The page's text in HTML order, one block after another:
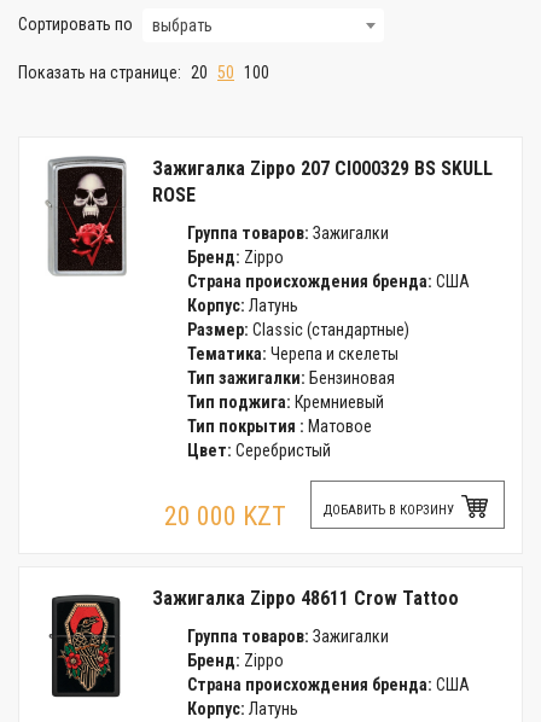
Сортировать по выбрать
Показать на странице: 20 50 100
Зажигалка Zippo 207 CI000329 BS SKULL
ROSE
Группа товаров: Зажигалки
Бренд: Zippo
Страна происхождения бренда: США
Корпус: Латунь
Размер: Classic (стандартные)
Тематика: Черепа и скелеты
Тип зажигалки: Бензиновая
Тип поджига: Кремниевый
Тип покрытия : Матовое
Цвет: Серебристый
20 000 KZT ДОБАВИТЬ В КОРЗИНУ
Зажигалка Zippo 48611 Crow Tattoo
Группа товаров: Зажигалки
Бренд: Zippo
Страна происхождения бренда: США
Корпус: Латунь